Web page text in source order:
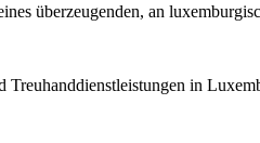
überzeugenden, an
Treuhanddienstleistungen in